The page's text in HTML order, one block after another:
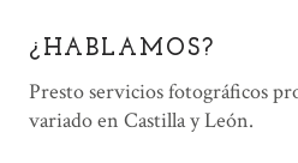
¿HABLAMOS?
Presto servicios fotográficos
variado en Castilla y León.